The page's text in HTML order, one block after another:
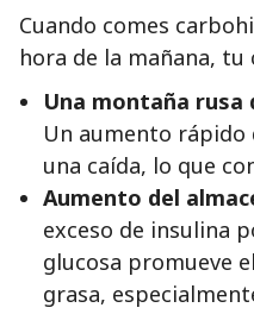
Cuando comes
hora de la mañana,
Una montaña rusa
Un aumento rápido
una caída, lo que
Aumento del
exceso de insulina
glucosa promueve
grasa,